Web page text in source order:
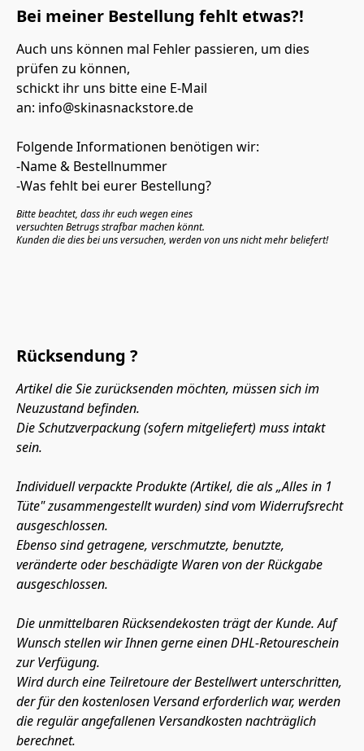
Bei meiner Bestellung fehlt etwas?!
Auch uns können mal Fehler passieren, um dies
prüfen zu können,
schickt ihr uns bitte eine E-Mail
an: info@skinasnackstore.de
Folgende Informationen benötigen wir:
-Name & Bestellnummer
Bitte beachtet, dass ihr euch wegen eines
versuchten Betrugs strafbar machen könnt.
Kunden die dies bei uns versuchen, werden von uns nicht mehr beliefert!
Rücksendung ?
Artikel die Sie zurücksenden möchten, müssen sich im
Neuzustand befinden.
Die Schutzverpackung (sofern mitgeliefert) muss intakt
sein.
Individuell verpackte Produkte (Artikel, die als „Alles in 1
Tüte" zusammengestellt wurden) sind vom Widerrufsrecht
ausgeschlossen.
Ebenso sind getragene, verschmutzte, benutzte,
veränderte oder beschädigte Waren von der Rückgabe
ausgeschlossen.
Die unmittelbaren Rücksendekosten trägt der Kunde. Auf
Wunsch stellen wir Ihnen gerne einen DHL-Retoureschein
zur Verfügung.
Wird durch eine Teilretoure der Bestellwert unterschritten,
der für den kostenlosen Versand erforderlich war, werden
die regulär angefallenen Versandkosten nachträglich
berechnet.